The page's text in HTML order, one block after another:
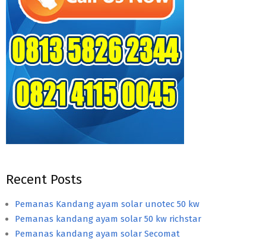
Recent Posts
Pemanas Kandang ayam solar unotec 50 kw
Pemanas kandang ayam solar 50 kw richstar
Pemanas kandang ayam solar Secomat